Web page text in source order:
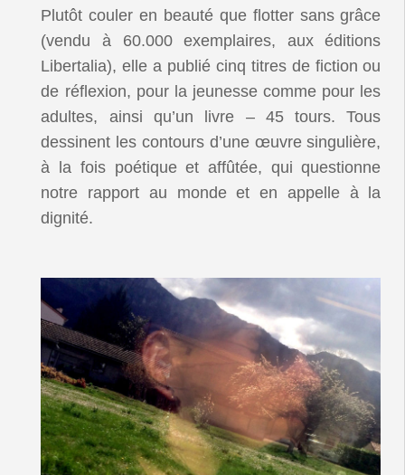
Plutôt couler en beauté que flotter sans grâce
(vendu à 60.000 exemplaires, aux éditions
Libertalia), elle a publié cinq titres de fiction ou
de réflexion, pour la jeunesse comme pour les
adultes, ainsi qu’un livre – 45 tours. Tous
dessinent les contours d’une œuvre singulière,
à la fois poétique et affûtée, qui questionne
notre rapport au monde et en appelle à la
dignité.